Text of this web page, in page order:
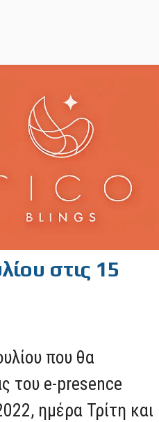
στις 15
που θα
του e-presence
ημέρα Τρίτη και